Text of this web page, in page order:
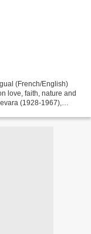
(French/English)
love, faith, nature and
(1928-1967),